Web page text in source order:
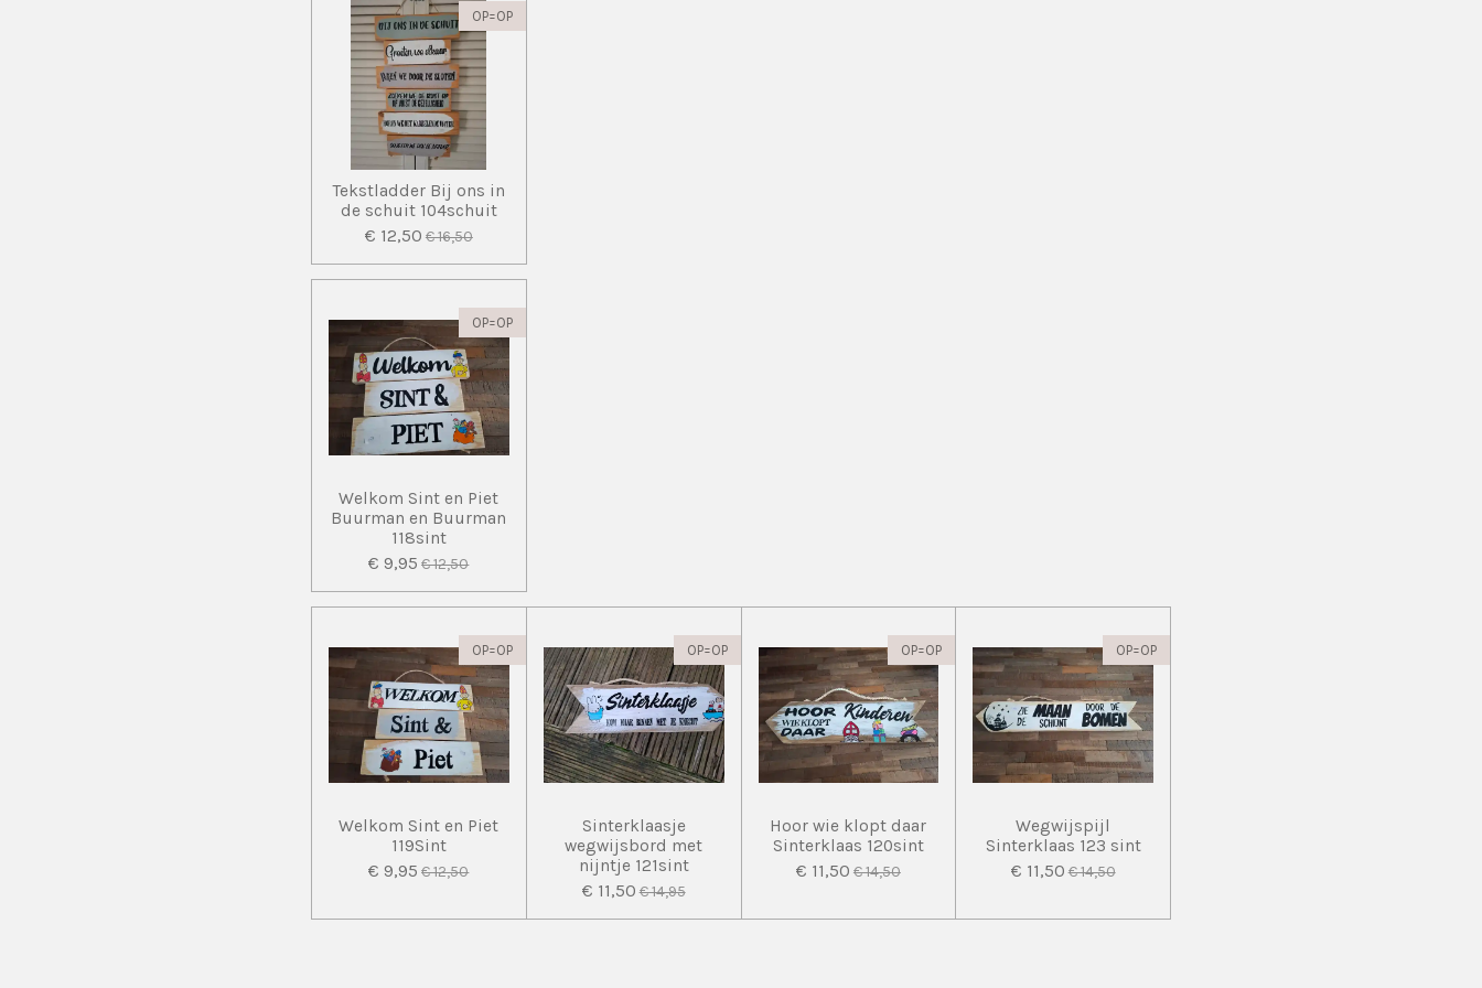
OP=OP
Tekstladder Bij ons in
de schuit 104schuit
€ 12,50 € 16,50
OP=OP
Welkom Sint en Piet
Buurman en Buurman
118sint
€ 9,95 € 12,50
OP=OP
Welkom Sint en Piet
119Sint
€ 9,95 € 12,50
OP=OP
Sinterklaasje
wegwijsbord met
nijntje 121sint
€ 11,50 € 14,95
OP=OP
Hoor wie klopt daar
Sinterklaas 120sint
€ 11,50 € 14,50
OP=OP
Wegwijspijl
Sinterklaas 123 sint
€ 11,50 € 14,50